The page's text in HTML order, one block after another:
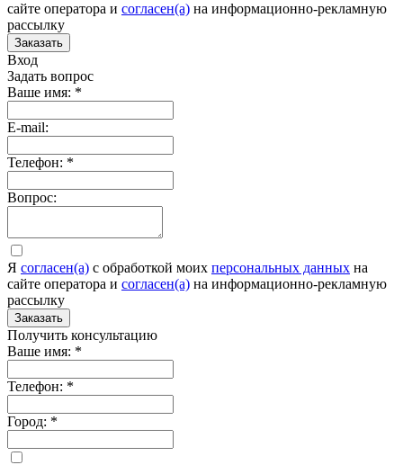
сайте оператора и согласен(а) на информационно-рекламную
рассылку
Заказать
Вход
Задать вопрос
Ваше имя: *
E-mail:
Телефон: *
Вопрос:
Я согласен(а) c обработкой моих персональных данных на
сайте оператора и согласен(а) на информационно-рекламную
рассылку
Заказать
Получить консультацию
Ваше имя: *
Телефон: *
Город: *